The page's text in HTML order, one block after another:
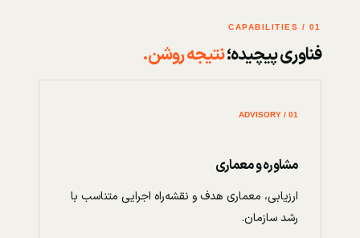
01 / CAPABILITIES
فناوری پیچیده؛نتیجه روشن.
01 / ADVISORY
مشاوره و معماری
ارزیابی، معماری هدف و نقشه‌راه اجرایی متناسب با
رشد سازمان.